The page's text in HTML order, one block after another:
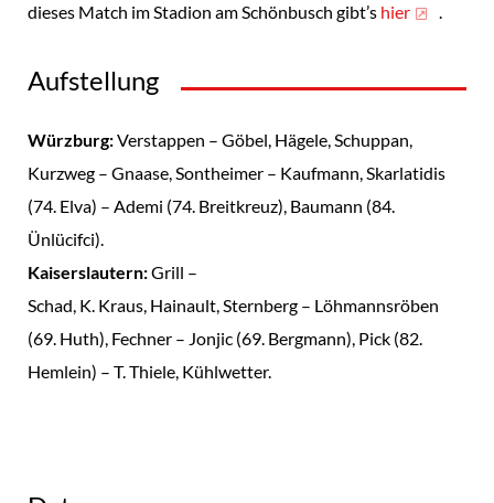
dieses Match im Stadion am Schönbusch gibt’s hier .
Aufstellung
Würzburg:Verstappen – Göbel, Hägele, Schuppan,
Kurzweg – Gnaase, Sontheimer – Kaufmann, Skarlatidis
(74. Elva) – Ademi (74. Breitkreuz), Baumann (84.
Ünlücifci).
Kaiserslautern:Grill –
Schad, K. Kraus, Hainault, Sternberg – Löhmannsröben
(69. Huth), Fechner – Jonjic (69. Bergmann), Pick (82.
Hemlein) – T. Thiele, Kühlwetter.